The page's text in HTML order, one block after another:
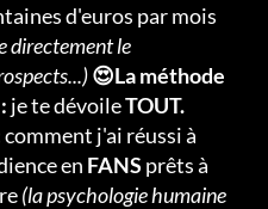
d'euros par mois
directement le
😍La méthode
je te dévoileTOUT.
comment j'ai réussi à
en FANS prêts à
(la psychologie humaine